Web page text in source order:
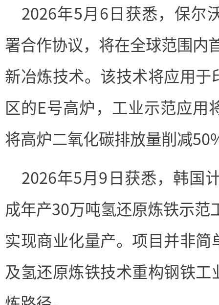
2026年5月6日获悉，保尔
署合作协议，将在全球范围内
新冶炼技术。该技术将应用于
区的E号高炉，工业示范应用
将高炉二氧化碳排放量削减
2026年5月9日获悉，韩国
成年产30万吨氢还原炼铁示范
实现商业化量产。项目并非简
及氢还原炼铁技术重构钢铁